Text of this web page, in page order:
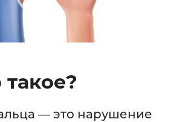
такое?
— это нарушение